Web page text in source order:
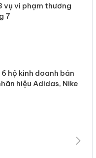
vụ vi phạm thương
7
6 hộ kinh doanh bán
hiệu Adidas, Nike